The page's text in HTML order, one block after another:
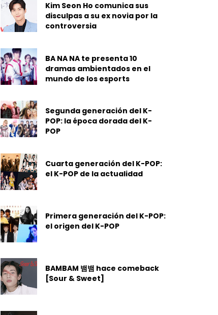
Kim Seon Ho comunica sus
disculpas a su ex novia por la
controversia
BA NA NA te presenta 10
dramas ambientados en el
mundo de los esports
Segunda generación del K-
POP: la época dorada del K-
POP
Cuarta generación del K-POP:
el K-POP de la actualidad
Primera generación del K-POP:
el origen del K-POP
BAMBAM 뱀뱀 hace comeback
[Sour & Sweet]